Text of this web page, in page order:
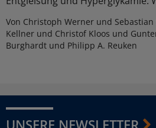
Von Christoph Werner und
Kellner und Christof Kloos und
Burghardt und Philipp A. Reuken
UNSERE NEWSLETTER